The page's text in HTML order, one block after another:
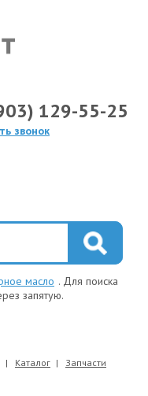
129-55-25
звонок
масло . Для поиска
запятую.
Каталог Запчасти